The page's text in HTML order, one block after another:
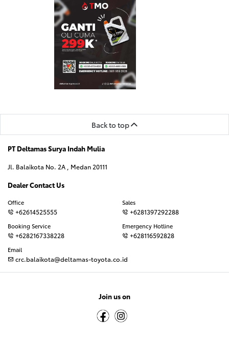
Back to top
PT Deltamas Surya Indah Mulia
Jl. Balaikota No. 2A , Medan 20111
Dealer Contact Us
Office
+62614525555
Sales
+6281397292288
Booking Service
+6282167338228
Emergency Hotline
+628116592828
Email
crc.balaikota@deltamas-toyota.co.id
Join us on